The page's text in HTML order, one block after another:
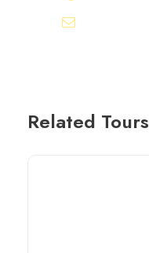
Related Tours